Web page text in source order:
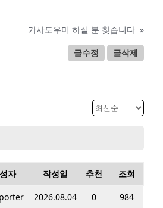
가사도우미 하실 분 찾습니다 »
글수정 글삭제
자 작성일 추천 조회
2026.08.04 0
984